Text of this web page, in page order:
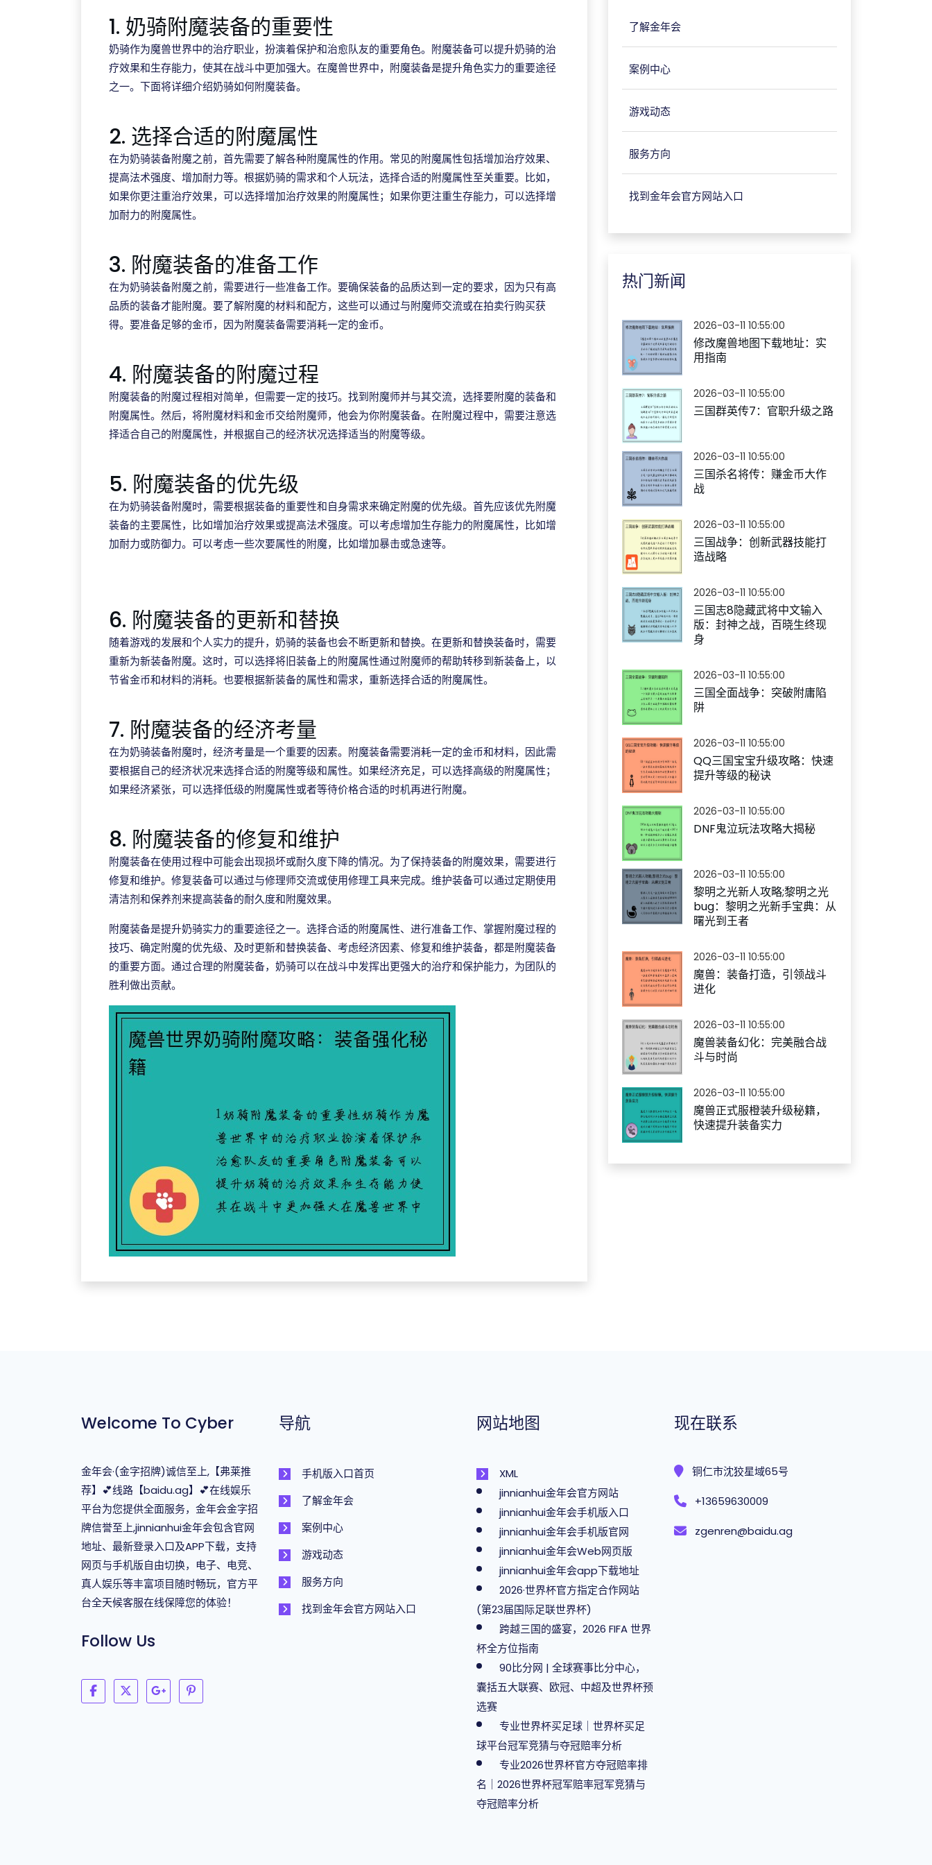
1. 奶骑附魔装备的重要性
奶骑作为魔兽世界中的治疗职业，扮演着保护和治愈队友的重要角色。附魔装备可以提升奶骑的治
疗效果和生存能力，使其在战斗中更加强大。在魔兽世界中，附魔装备是提升角色实力的重要途径
之一。下面将详细介绍奶骑如何附魔装备。
2. 选择合适的附魔属性
在为奶骑装备附魔之前，首先需要了解各种附魔属性的作用。常见的附魔属性包括增加治疗效果、
提高法术强度、增加耐力等。根据奶骑的需求和个人玩法，选择合适的附魔属性至关重要。比如，
如果你更注重治疗效果，可以选择增加治疗效果的附魔属性；如果你更注重生存能力，可以选择增
加耐力的附魔属性。
3. 附魔装备的准备工作
在为奶骑装备附魔之前，需要进行一些准备工作。要确保装备的品质达到一定的要求，因为只有高
品质的装备才能附魔。要了解附魔的材料和配方，这些可以通过与附魔师交流或在拍卖行购买获
得。要准备足够的金币，因为附魔装备需要消耗一定的金币。
4. 附魔装备的附魔过程
附魔装备的附魔过程相对简单，但需要一定的技巧。找到附魔师并与其交流，选择要附魔的装备和
附魔属性。然后，将附魔材料和金币交给附魔师，他会为你附魔装备。在附魔过程中，需要注意选
择适合自己的附魔属性，并根据自己的经济状况选择适当的附魔等级。
5. 附魔装备的优先级
在为奶骑装备附魔时，需要根据装备的重要性和自身需求来确定附魔的优先级。首先应该优先附魔
装备的主要属性，比如增加治疗效果或提高法术强度。可以考虑增加生存能力的附魔属性，比如增
加耐力或防御力。可以考虑一些次要属性的附魔，比如增加暴击或急速等。
6. 附魔装备的更新和替换
随着游戏的发展和个人实力的提升，奶骑的装备也会不断更新和替换。在更新和替换装备时，需要
重新为新装备附魔。这时，可以选择将旧装备上的附魔属性通过附魔师的帮助转移到新装备上，以
节省金币和材料的消耗。也要根据新装备的属性和需求，重新选择合适的附魔属性。
7. 附魔装备的经济考量
在为奶骑装备附魔时，经济考量是一个重要的因素。附魔装备需要消耗一定的金币和材料，因此需
要根据自己的经济状况来选择合适的附魔等级和属性。如果经济充足，可以选择高级的附魔属性；
如果经济紧张，可以选择低级的附魔属性或者等待价格合适的时机再进行附魔。
8. 附魔装备的修复和维护
附魔装备在使用过程中可能会出现损坏或耐久度下降的情况。为了保持装备的附魔效果，需要进行
修复和维护。修复装备可以通过与修理师交流或使用修理工具来完成。维护装备可以通过定期使用
清洁剂和保养剂来提高装备的耐久度和附魔效果。
附魔装备是提升奶骑实力的重要途径之一。选择合适的附魔属性、进行准备工作、掌握附魔过程的
技巧、确定附魔的优先级、及时更新和替换装备、考虑经济因素、修复和维护装备，都是附魔装备
的重要方面。通过合理的附魔装备，奶骑可以在战斗中发挥出更强大的治疗和保护能力，为团队的
胜利做出贡献。
了解金年会
案例中心
游戏动态
服务方向
找到金年会官方网站入口
热门新闻
2026-03-11 10:55:00
修改魔兽地图下载地址：实
用指南
2026-03-11 10:55:00
三国群英传7：官职升级之路
2026-03-11 10:55:00
三国杀名将传：赚金币大作
战
2026-03-11 10:55:00
三国战争：创新武器技能打
造战略
2026-03-11 10:55:00
三国志8隐藏武将中文输入
版：封神之战，百晓生终现
身
2026-03-11 10:55:00
三国全面战争：突破附庸陷
阱
2026-03-11 10:55:00
QQ三国宝宝升级攻略：快速
提升等级的秘诀
2026-03-11 10:55:00
DNF鬼泣玩法攻略大揭秘
2026-03-11 10:55:00
黎明之光新人攻略;黎明之光
bug：黎明之光新手宝典：从
曙光到王者
2026-03-11 10:55:00
魔兽：装备打造，引领战斗
进化
2026-03-11 10:55:00
魔兽装备幻化：完美融合战
斗与时尚
2026-03-11 10:55:00
魔兽正式服橙装升级秘籍，
快速提升装备实力
Welcome To Cyber
金年会·(金字招牌)诚信至上,【弗莱推
荐】💕线路【baidu.ag】💕在线娱乐
平台为您提供全面服务，金年会金字招
牌信誉至上,jinnianhui金年会包含官网
地址、最新登录入口及APP下载，支持
网页与手机版自由切换，电子、电竞、
真人娱乐等丰富项目随时畅玩，官方平
台全天候客服在线保障您的体验！
Follow Us
导航
手机版入口首页
了解金年会
案例中心
游戏动态
服务方向
找到金年会官方网站入口
网站地图
XML
jinnianhui金年会官方网站
jinnianhui金年会手机版入口
jinnianhui金年会手机版官网
jinnianhui金年会Web网页版
jinnianhui金年会app下载地址
2026·世界杯官方指定合作网站
(第23届国际足联世界杯)
跨越三国的盛宴，2026 FIFA 世界
杯全方位指南
90比分网 | 全球赛事比分中心，
囊括五大联赛、欧冠、中超及世界杯预
选赛
专业世界杯买足球｜世界杯买足
球平台冠军竞猜与夺冠赔率分析
专业2026世界杯官方夺冠赔率排
名｜2026世界杯冠军赔率冠军竞猜与
夺冠赔率分析
现在联系
铜仁市沈狡星域65号
+13659630009
zgenren@baidu.ag